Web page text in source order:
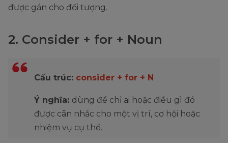
được gán cho đối tượng.
2. Consider + for + Noun
Cấu trúc: consider + for + N
Ý nghĩa: dùng để chỉ ai hoặc điều gì đó
được cân nhắc cho một vị trí, cơ hội hoặc
nhiệm vụ cụ thể.